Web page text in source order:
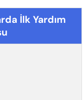
İlk Yardım